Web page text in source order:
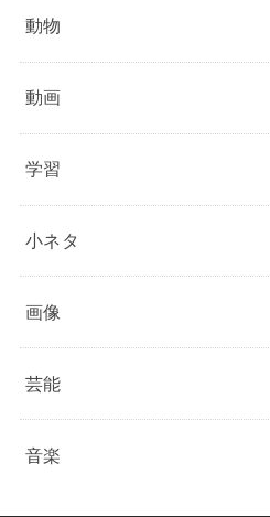
動物
動画
学習
小ネタ
画像
芸能
音楽